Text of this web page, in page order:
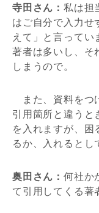
寺田さん： 私は担
はご自分で入力せ
えて」と言ってい
著者は多いし、そ
しまうので。
また、資料をつ
引用箇所と違うと
を入れますが、
るか、入れるとし
奥田さん： 何社か
て引用してくる著